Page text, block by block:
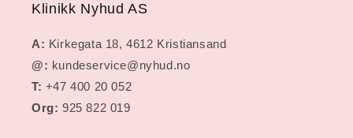
Klinikk Nyhud AS
A: Kirkegata 18, 4612 Kristiansand
@: kundeservice@nyhud.no
T: +47 400 20 052
Org: 925 822 019